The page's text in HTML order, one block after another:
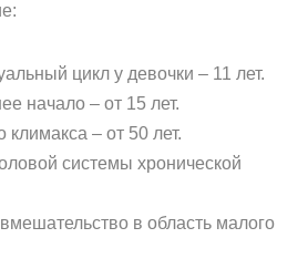
цикл у девочки – 11 лет.
начало – от 15 лет.
климакса – от 50 лет.
системы хронической
в область малого